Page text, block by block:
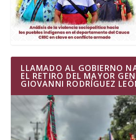
LLAMADO AL GOBIERNO
EL RETIRO DEL MAYOR
GIOVANNI RODRÍGUEZ